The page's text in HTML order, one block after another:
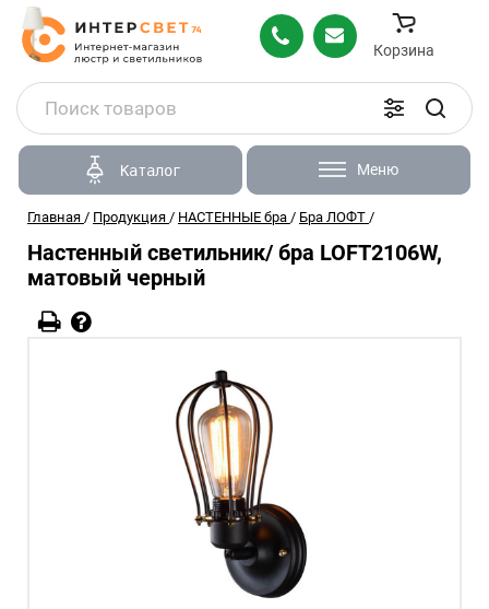
Корзина
Каталог Меню
Главная / Продукция / НАСТЕННЫЕ бра / Бра ЛОФТ /
Настенный светильник/ бра LOFT2106W,
матовый черный